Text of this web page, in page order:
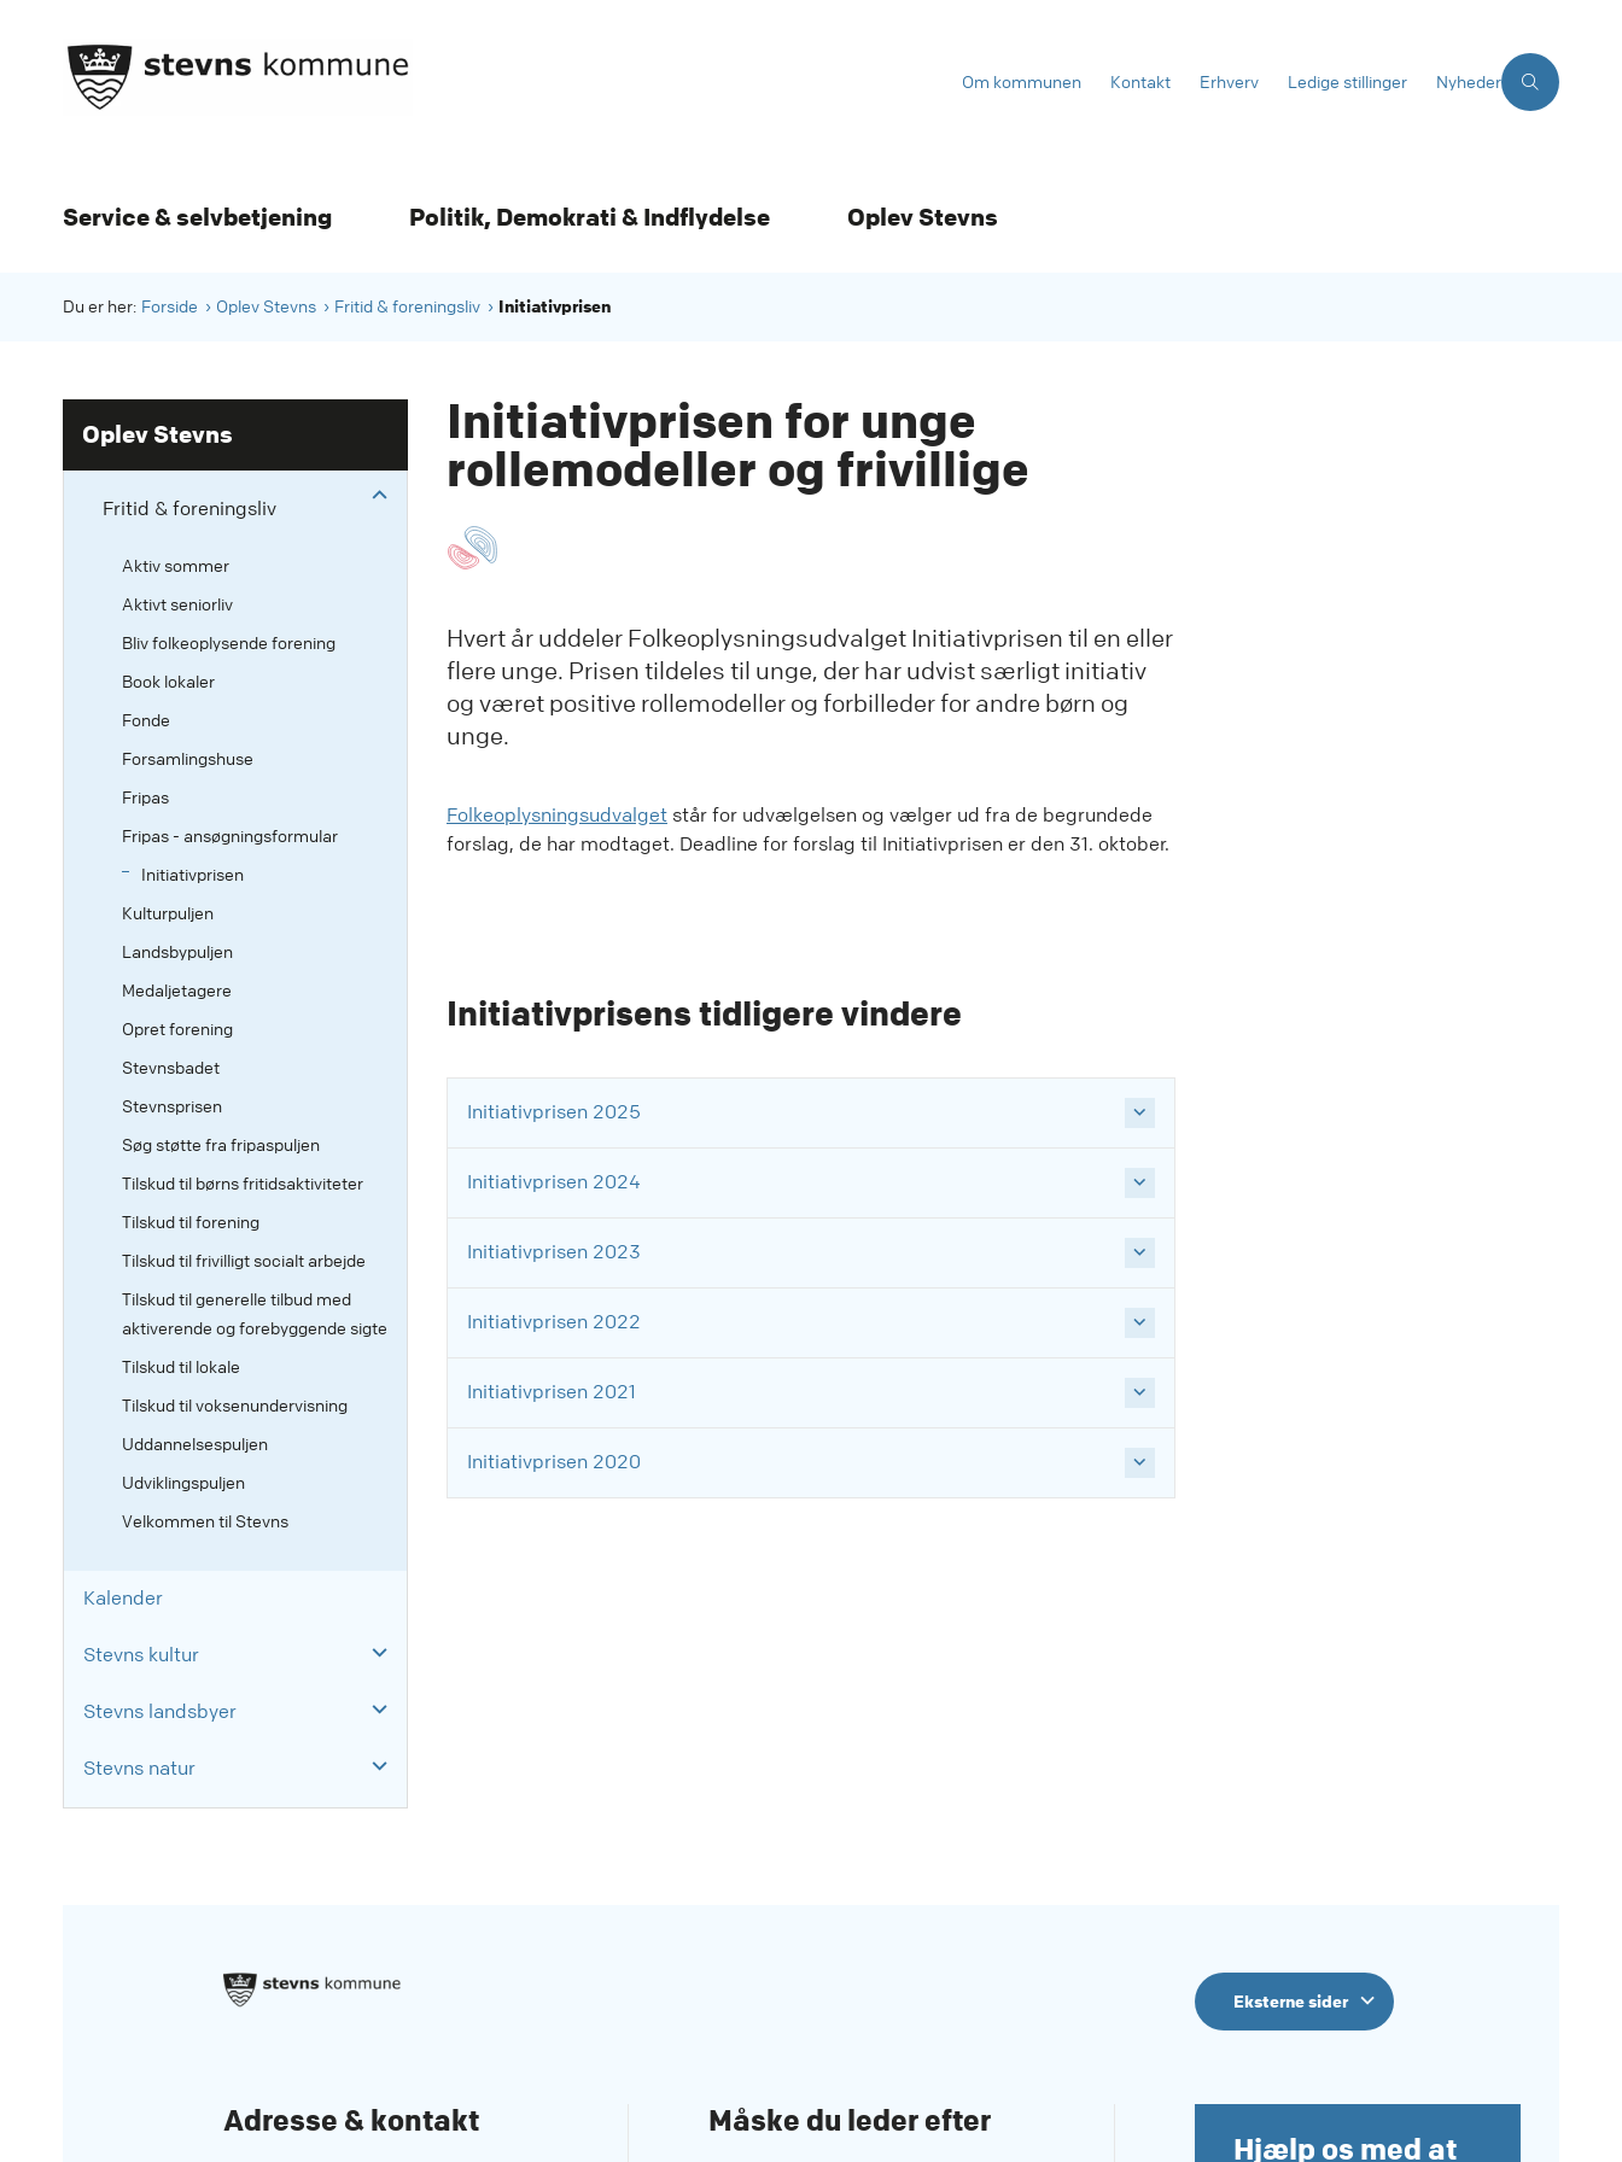
Om kommunen Kontakt Erhverv Ledige stillinger Nyheder
Service & selvbetjening Politik, Demokrati & Indflydelse Oplev Stevns
Du er her: Forside Oplev Stevns Fritid & foreningsliv Initiativprisen
Oplev Stevns
Fritid & foreningsliv
Aktiv sommer
Aktivt seniorliv
Bliv folkeoplysende forening
Book lokaler
Fonde
Forsamlingshuse
Fripas
Fripas - ansøgningsformular
Initiativprisen
Kulturpuljen
Landsbypuljen
Medaljetagere
Opret forening
Stevnsbadet
Stevnsprisen
Søg støtte fra fripaspuljen
Tilskud til børns fritidsaktiviteter
Tilskud til forening
Tilskud til frivilligt socialt arbejde
Tilskud til generelle tilbud med
aktiverende og forebyggende sigte
Tilskud til lokale
Tilskud til voksenundervisning
Uddannelsespuljen
Udviklingspuljen
Velkommen til Stevns
Kalender
Stevns kultur
Stevns landsbyer
Stevns natur
Initiativprisen for unge
rollemodeller og frivillige
Hvert år uddeler Folkeoplysningsudvalget Initiativprisen til en eller
flere unge. Prisen tildeles til unge, der har udvist særligt initiativ
og været positive rollemodeller og forbilleder for andre børn og
unge.
Folkeoplysningsudvalget står for udvælgelsen og vælger ud fra de begrundede
forslag, de har modtaget. Deadline for forslag til Initiativprisen er den 31. oktober.
Initiativprisens tidligere vindere
Initiativprisen 2025
Initiativprisen 2024
Initiativprisen 2023
Initiativprisen 2022
Initiativprisen 2021
Initiativprisen 2020
Eksterne sider
Adresse & kontakt Måske du leder efter
Hjælp os med at